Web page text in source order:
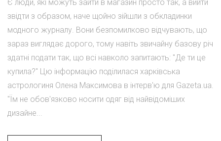
Є люди, які можуть зайти в магазин просто так, а вийти
звідти з образом, наче щойно зійшли з обкладинки
модного журналу. Вони безпомилково відчувають, що
зараз виглядає дорого, тому навіть звичайну базову річ
здатні подати так, що всі навколо запитають: "Де ти це
купила?" Цю інформацію поділилася харківська
астрологиня Олена Максимова в інтерв'ю для Gazeta.ua.
"Їм не обов'язково носити одяг від найвідоміших
дизайне...